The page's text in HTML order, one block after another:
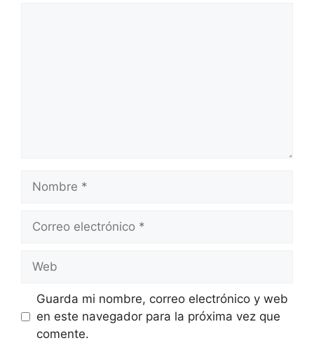
Nombre
Correo
Web
Guarda mi nombre, correo electrónico y web
en este navegador para la próxima vez que
comente.